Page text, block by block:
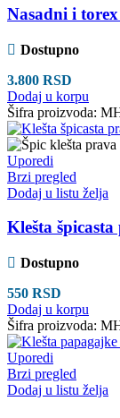
Nasadni i
Dostupno
3.800 RSD
Dodaj u korpu
Šifra proizvoda:
Uporedi
Brzi pregled
Dodaj u listu želja
Klešta
Dostupno
550 RSD
Dodaj u korpu
Šifra proizvoda:
Uporedi
Brzi pregled
Dodaj u listu želja